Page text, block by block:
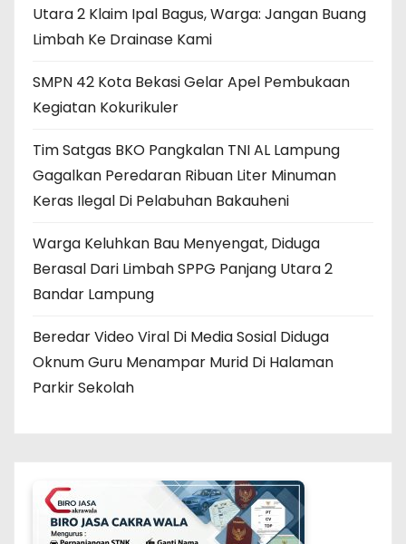
Utara 2 Klaim Ipal Bagus, Warga: Jangan Buang
Limbah Ke Drainase Kami
SMPN 42 Kota Bekasi Gelar Apel Pembukaan
Kegiatan Kokurikuler
Tim Satgas BKO Pangkalan TNI AL Lampung
Gagalkan Peredaran Ribuan Liter Minuman
Keras Ilegal Di Pelabuhan Bakauheni
Warga Keluhkan Bau Menyengat, Diduga
Berasal Dari Limbah SPPG Panjang Utara 2
Bandar Lampung
Beredar Video Viral Di Media Sosial Diduga
Oknum Guru Menampar Murid Di Halaman
Parkir Sekolah